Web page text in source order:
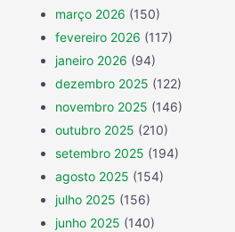
março 2026 (150)
fevereiro 2026 (117)
janeiro 2026 (94)
dezembro 2025 (122)
novembro 2025 (146)
outubro 2025 (210)
setembro 2025 (194)
agosto 2025 (154)
julho 2025 (156)
junho 2025 (140)